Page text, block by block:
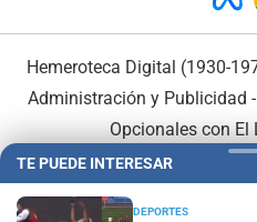
Hemeroteca Digital (1930-
Administración y Publicidad -
Opcionales con El
TE PUEDE INTERESAR
DEPORTES